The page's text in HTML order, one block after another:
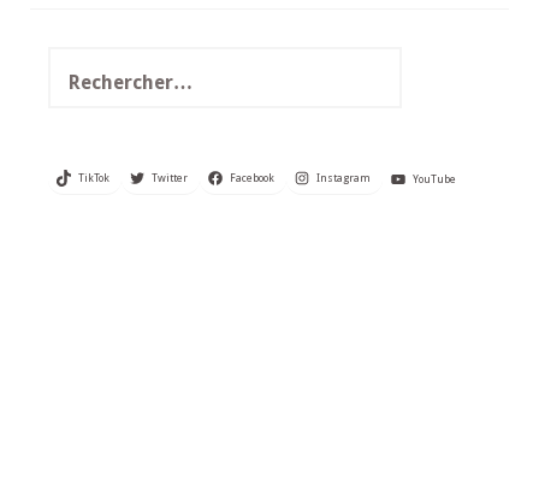
TikTok Twitter Facebook Instagram YouTube